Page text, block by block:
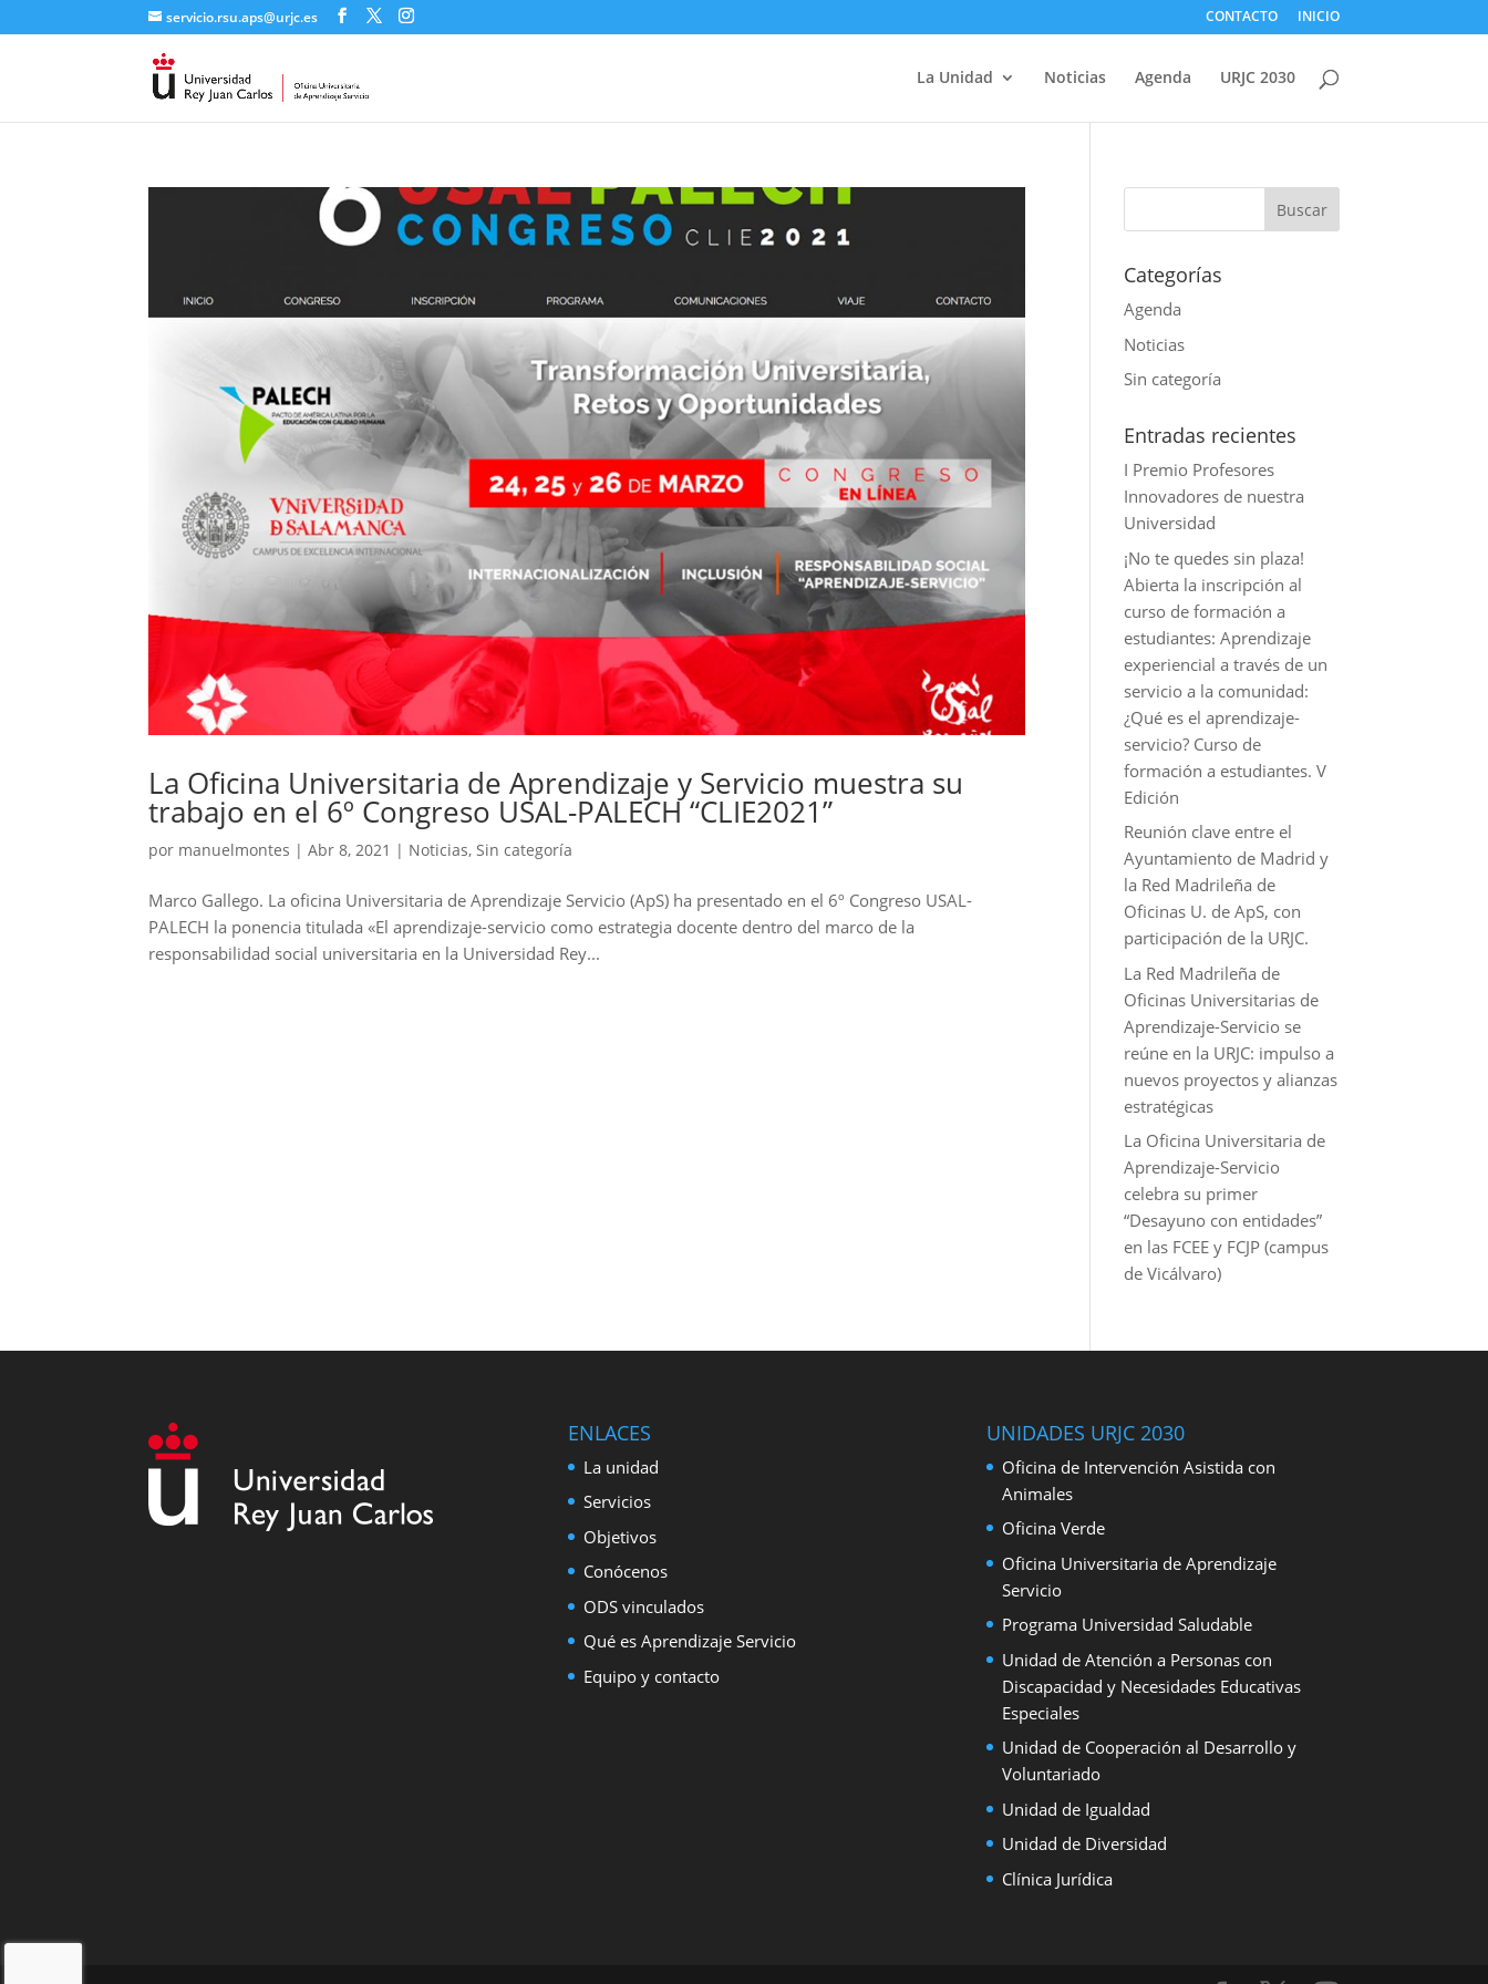
servicio.rsu.aps@urjc.es CONTACTO INICIO
La Unidad Noticias Agenda URJC 2030
La Oficina Universitaria de Aprendizaje y Servicio muestra su
trabajo en el 6º Congreso USAL-PALECH “CLIE2021”
por manuelmontes |Abr 8, 2021 | Noticias, Sin categoría
Marco Gallego. La oficina Universitaria de Aprendizaje Servicio (ApS) ha presentado en el 6º Congreso USAL-
PALECH la ponencia titulada «El aprendizaje-servicio como estrategia docente dentro del marco de la
responsabilidad social universitaria en la Universidad Rey...
Categorías
Agenda
Noticias
Sin categoría
Entradas recientes
I Premio Profesores
Innovadores de nuestra
Universidad
¡No te quedes sin plaza!
Abierta la inscripción al
curso de formación a
estudiantes: Aprendizaje
experiencial a través de un
servicio a la comunidad:
¿Qué es el aprendizaje-
servicio? Curso de
formación a estudiantes. V
Edición
Reunión clave entre el
Ayuntamiento de Madrid y
la Red Madrileña de
Oficinas U. de ApS, con
participación de la URJC.
La Red Madrileña de
Oficinas Universitarias de
Aprendizaje-Servicio se
reúne en la URJC: impulso a
nuevos proyectos y alianzas
estratégicas
La Oficina Universitaria de
Aprendizaje-Servicio
celebra su primer
“Desayuno con entidades”
en las FCEE y FCJP (campus
de Vicálvaro)
ENLACES
La unidad
Servicios
Objetivos
Conócenos
ODS vinculados
Qué es Aprendizaje Servicio
Equipo y contacto
UNIDADES URJC 2030
Oficina de Intervención Asistida con
Animales
Oficina Verde
Oficina Universitaria de Aprendizaje
Servicio
Programa Universidad Saludable
Unidad de Atención a Personas con
Discapacidad y Necesidades Educativas
Especiales
Unidad de Cooperación al Desarrollo y
Voluntariado
Unidad de Igualdad
Unidad de Diversidad
Clínica Jurídica